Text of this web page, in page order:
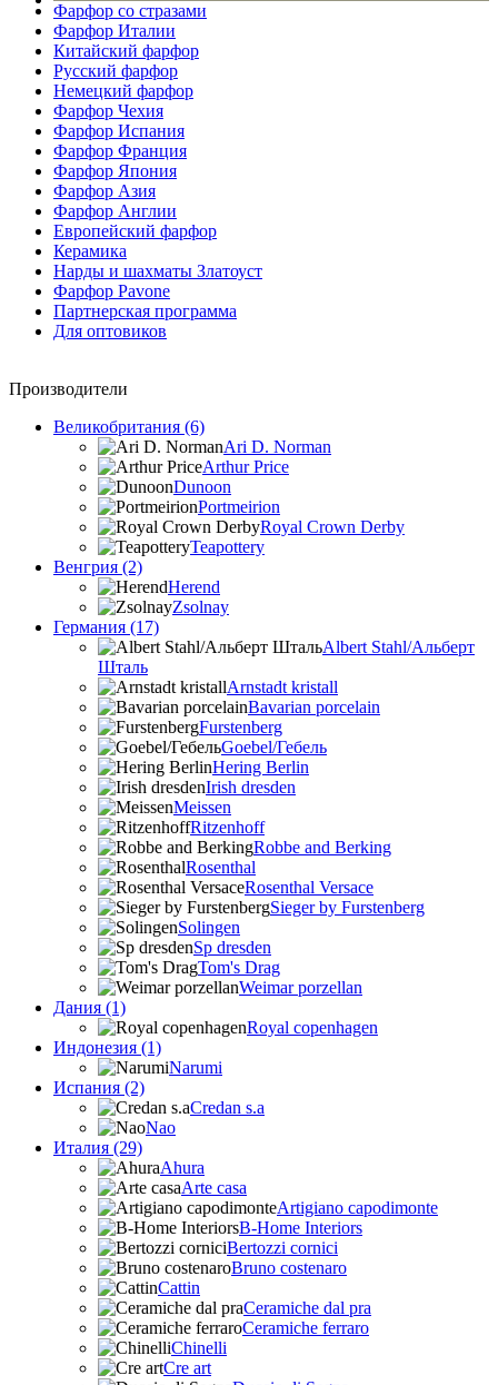
Фарфор со стразами
Фарфор Италии
Китайский фарфор
Русский фарфор
Немецкий фарфор
Фарфор Чехия
Фарфор Испания
Фарфор Франция
Фарфор Япония
Фарфор Азия
Фарфор Англии
Европейский фарфор
Керамика
Нарды и шахматы Златоуст
Фарфор Pavone
Партнерская программа
Для оптовиков
Производители
Великобритания (6)
Ari D. Norman
Arthur Price
Dunoon
Portmeirion
Royal Crown Derby
Teapottery
Венгрия (2)
Herend
Zsolnay
Германия (17)
Albert Stahl/Альбеpт
Шталь
Arnstadt kristall
Bavarian porcelain
Furstenberg
Goebel/Гебель
Hering Berlin
Irish dresden
Meissen
Ritzenhoff
Robbe and Berking
Rosenthal
Rosenthal Versace
Sieger by Furstenberg
Solingen
Sp dresden
Tom's Drag
Weimar porzellan
Дания (1)
Royal copenhagen
Индонезия (1)
Narumi
Испания (2)
Credan s.a
Nao
Италия (29)
Ahura
Arte casa
Artigiano capodimonte
B-Home Interiors
Bertozzi cornici
Bruno costenaro
Cattin
Ceramiche dal pra
Ceramiche ferraro
Chinelli
Cre art